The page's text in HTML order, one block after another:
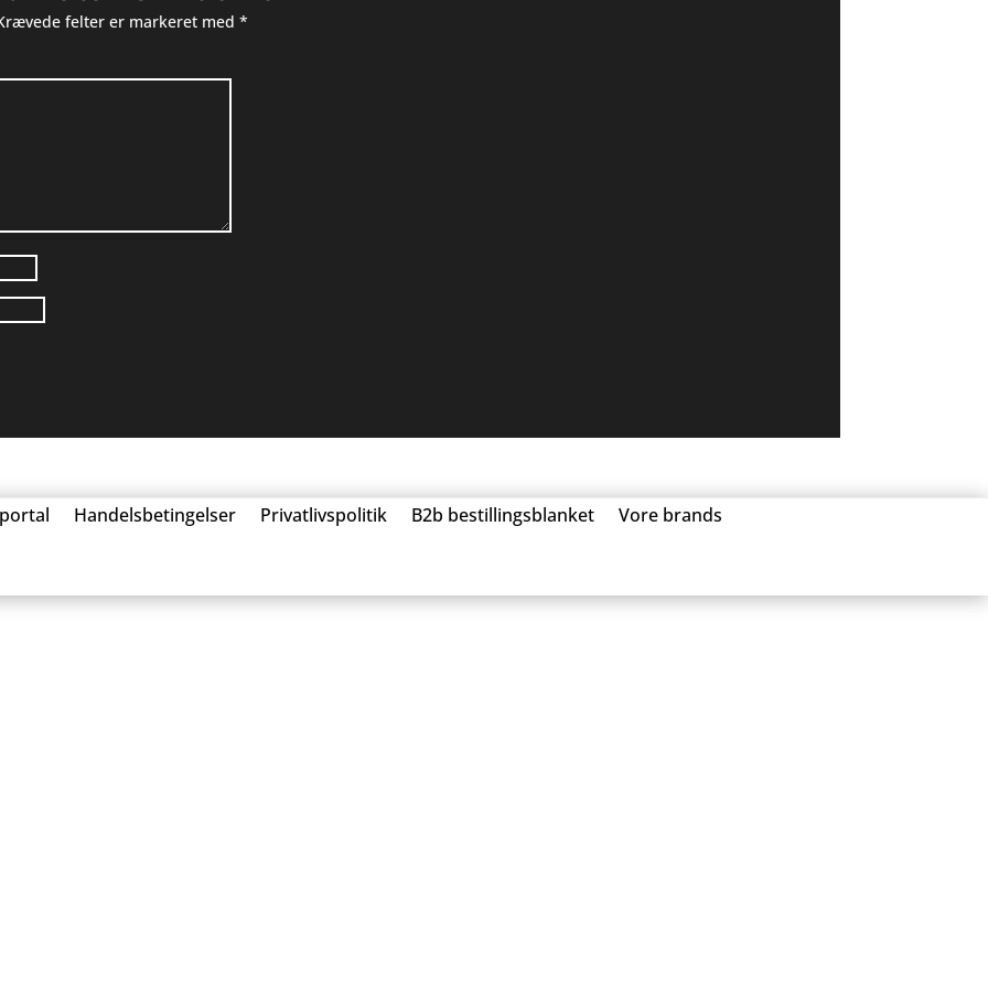
felter er markeret med*
Handelsbetingelser Privatlivspolitik B2b bestillingsblanket Vore brands